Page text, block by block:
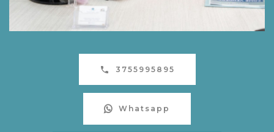
3755995895
Whatsapp